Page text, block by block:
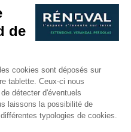
Suisse | 26-27 Juin
mesure